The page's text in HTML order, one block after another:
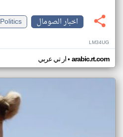
اخبار الصومال
Politics
LM34UG
ار تي عربي• arabic.rt.com